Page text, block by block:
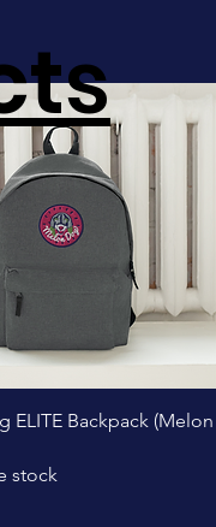
Aperçu rapide
ELITE Backpack (Melon
stock